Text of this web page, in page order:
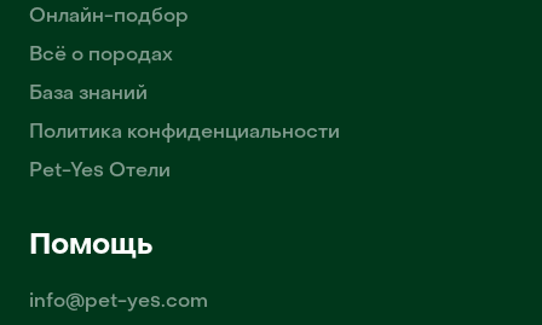
Онлайн-подбор
Всё о породах
База знаний
Политика конфиденциальности
Pet-Yes Отели
Помощь
info@pet-yes.com